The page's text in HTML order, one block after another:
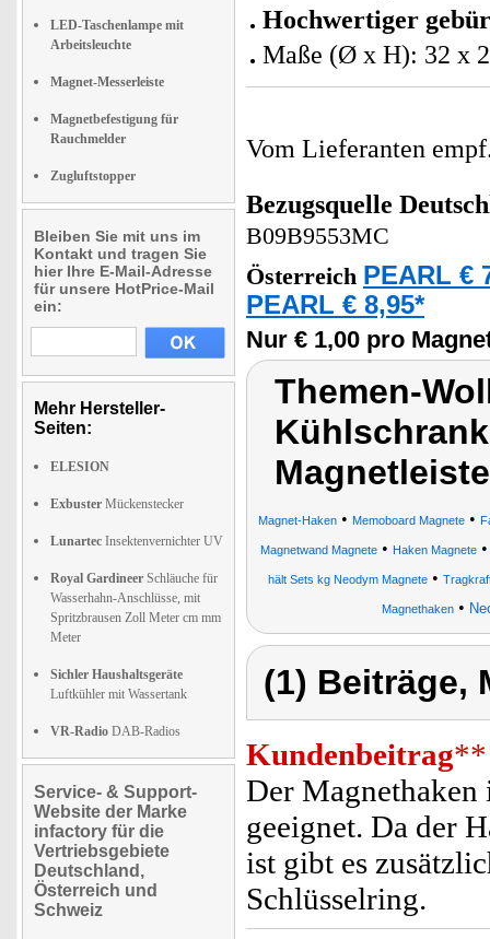
LED-Taschenlampe mit
Arbeitsleuchte
Magnet-Messerleiste
Magnetbefestigung für
Rauchmelder
Zugluftstopper
Bleiben Sie mit uns im
Kontakt und tragen Sie
hier Ihre E-Mail-Adresse
für unsere HotPrice-Mail
ein:
Mehr Hersteller-
Seiten:
ELESION
Exbuster Mückenstecker
Lunartec Insektenvernichter UV
Royal Gardineer Schläuche für
Wasserhahn-Anschlüsse, mit
Spritzbrausen Zoll Meter cm mm
Meter
Sichler Haushaltsgeräte
Luftkühler mit Wassertank
VR-Radio DAB-Radios
Service- & Support-
Website der Marke
infactory für die
Vertriebsgebiete
Deutschland,
Österreich und
Schweiz
Hochwertiger
Maße (Ø x H): 32 x
Vom Lieferanten
Bezugsquelle
B09B9553MC
Österreich PEARL €
PEARL € 8,95*
Nur € 1,00 pro
Themen-
Magnetleiste
Magnet-Haken • Memoboard Magnete •
Magnetwand Magnete• Haken Magnete
hält Sets kg Neodym Magnete •
Magnethaken •
(1) Beiträge,
Kundenbeitrag**
Der Magnethaken
geeignet. Da der
ist gibt es
Schlüsselring.